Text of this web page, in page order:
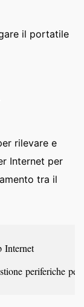
il portatile
rilevare e
Internet per
tra il
Internet
periferiche